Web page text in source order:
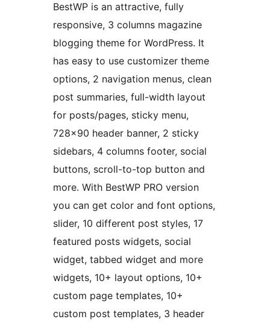
BestWP is an attractive, fully
responsive, 3 columns magazine
blogging theme for WordPress. It
has easy to use customizer theme
options, 2 navigation menus, clean
post summaries, full-width layout
for posts/pages, sticky menu,
728×90 header banner, 2 sticky
sidebars, 4 columns footer, social
buttons, scroll-to-top button and
more. With BestWP PRO version
you can get color and font options,
slider, 10 different post styles, 17
featured posts widgets, social
widget, tabbed widget and more
widgets, 10+ layout options, 10+
custom page templates, 10+
custom post templates, 3 header